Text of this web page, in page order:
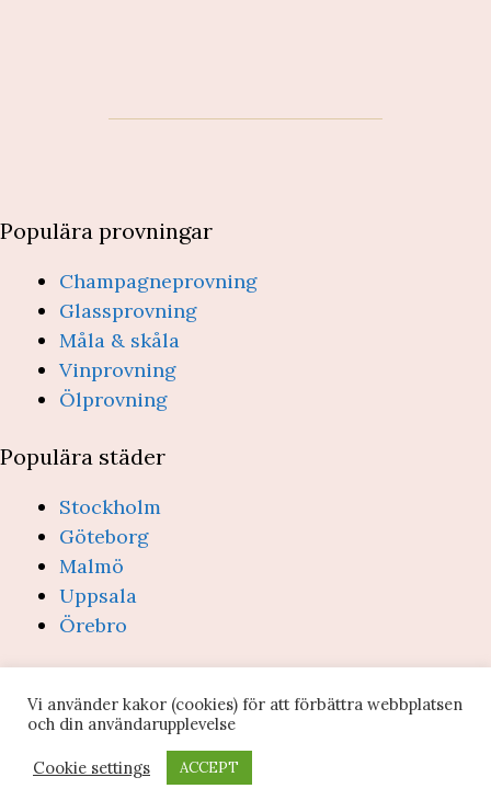
Populära provningar
Champagneprovning
Glassprovning
Måla & skåla
Vinprovning
Ölprovning
Populära städer
Stockholm
Göteborg
Malmö
Uppsala
Örebro
villkor- info@provsmakning.se
559022-4076)
Vi använder kakor (cookies) för att förbättra webbplatsen
och din användarupplevelse
Cookie settings ACCEPT